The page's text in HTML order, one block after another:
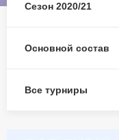
Сезон 2020/21
Основной состав
Все турниры